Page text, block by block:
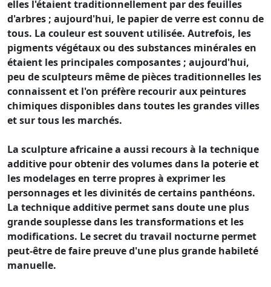
elles l'étaient traditionnellement par des feuilles
d'arbres ; aujourd'hui, le papier de verre est connu de
tous. La couleur est souvent utilisée. Autrefois, les
pigments végétaux ou des substances minérales en
étaient les principales composantes ; aujourd'hui,
peu de sculpteurs même de pièces traditionnelles les
connaissent et l'on préfère recourir aux peintures
chimiques disponibles dans toutes les grandes villes
et sur tous les marchés.
La sculpture africaine a aussi recours à la technique
additive pour obtenir des volumes dans la poterie et
les modelages en terre propres à exprimer les
personnages et les divinités de certains panthéons.
La technique additive permet sans doute une plus
grande souplesse dans les transformations et les
modifications. Le secret du travail nocturne permet
peut-être de faire preuve d'une plus grande habileté
manuelle.